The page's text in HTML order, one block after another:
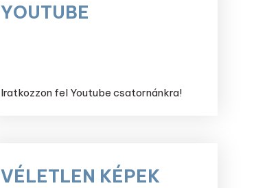
YOUTUBE
Iratkozzon fel Youtube csatornánkra!
VÉLETLEN KÉPEK